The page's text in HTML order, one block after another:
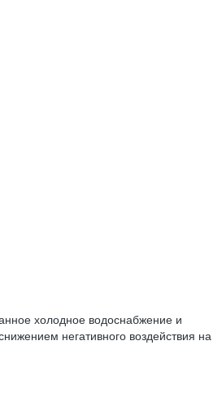
холодное водоснабжение и
негативного воздействия на